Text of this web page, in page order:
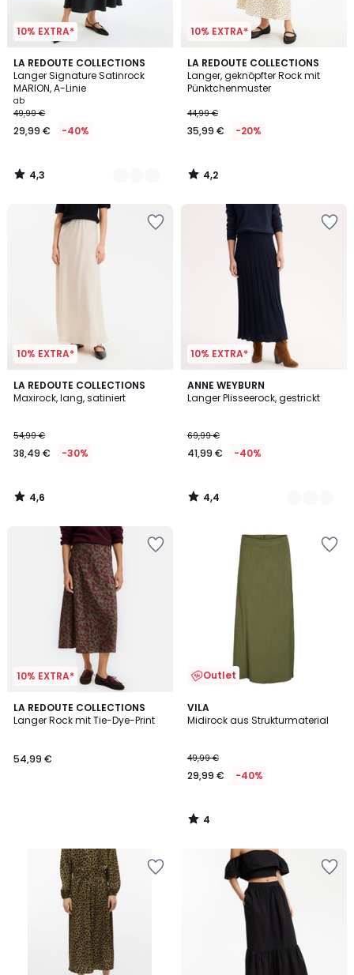
10% EXTRA*
LA REDOUTE COLLECTIONS
Langer Signature Satinrock
MARION, A-Linie
ab
49,99 €
29,99 € -40%
4,3
/ 5
3
Farben
4,3
/
10% EXTRA*
LA REDOUTE COLLECTIONS
Langer, geknöpfter Rock mit
Pünktchenmuster
44,99 €
35,99 € -20%
4,2
/ 5
4,2
/
10% EXTRA*
LA REDOUTE COLLECTIONS
Maxirock, lang, satiniert
54,99 €
38,49 € -30%
4,6
/ 5
4,6
/
10% EXTRA*
ANNE WEYBURN
Langer Plisseerock, gestrickt
69,99 €
41,99 € -40%
4,4
/ 5
2
Farben
4,4
/
10% EXTRA*
LA REDOUTE COLLECTIONS
Langer Rock mit Tie-Dye-Print
54,99 €
Outlet
VILA
Midirock aus Strukturmaterial
49,99 €
29,99 € -40%
4
/
4
/